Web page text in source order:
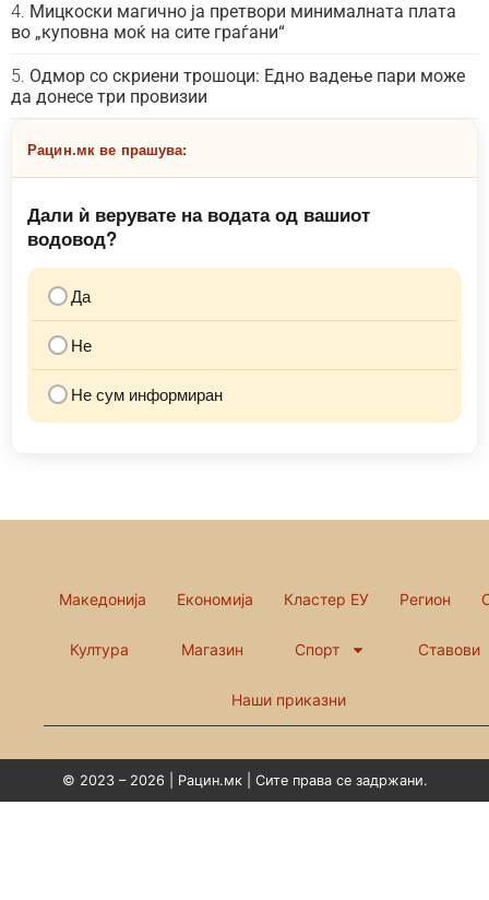
Мицкоски магично ја претвори минималната плата
во „куповна моќ на сите граѓани“
Одмор со скриени трошоци: Едно вадење пари може
да донесе три провизии
Рацин.мк ве прашува:
Дали ѝ верувате на водата од вашиот
водовод?
Да
Не
Не сум информиран
Македонија Економија Кластер ЕУ Регион
Култура Магазин Спорт Ставови
Наши приказни
© 2023 – 2026 | Рацин.мк | Сите права се задржани.